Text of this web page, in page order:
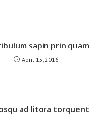
sapin prin quam
April 15, 2016
ad litora torquent